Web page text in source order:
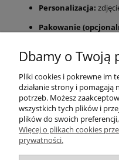
Personalizacja:
Pakowanie
Personalizowany magnes 78
estetycznemu wykonaniu
prezent dla gości.
Realizacja zamówienia
Dbamy o Twoją
Pliki cookies i pokrewne im
działanie strony i
potrzeb. Możesz
wszystkich tych plików i
plików do swoich
Więcej o plikach cookies
prywatności.